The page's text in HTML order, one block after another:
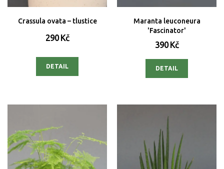
Crassula ovata – tlustice
290 Kč
DETAIL
Maranta leuconeura
'Fascinator'
390 Kč
DETAIL